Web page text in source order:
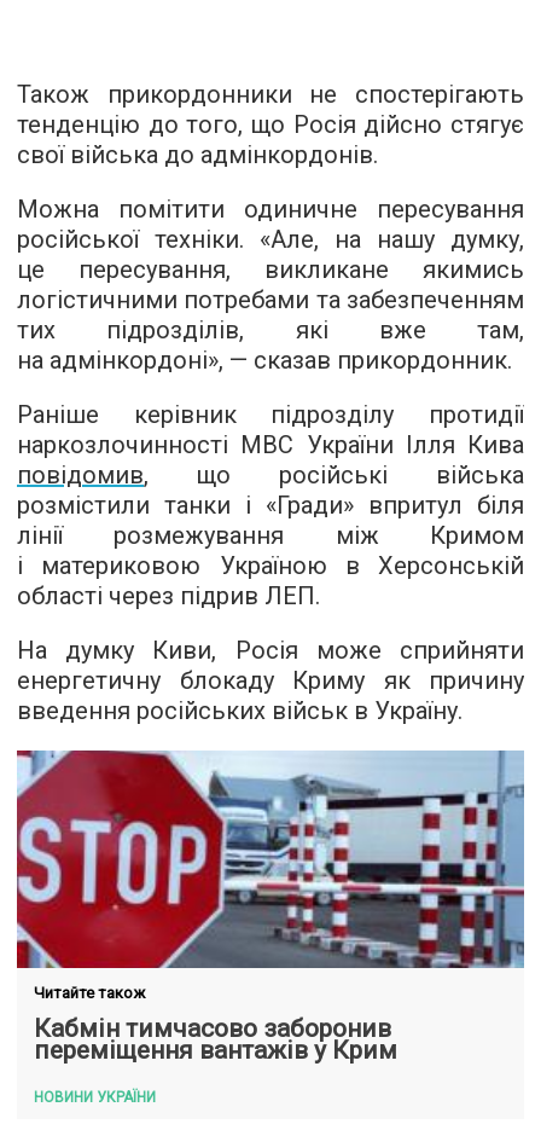
Також прикордонники не спостерігають
тенденцію до того, що Росія дійсно стягує
свої війська до адмінкордонів.
Можна помітити одиничне пересування
російської техніки. «Але, на нашу думку,
це пересування, викликане якимись
логістичними потребами та забезпеченням
тих підрозділів, які вже там,
на адмінкордоні», — сказав прикордонник.
Раніше керівник підрозділу протидії
наркозлочинності МВС України Ілля Кива
повідомив, що російські війська
розмістили танки і «Гради» впритул біля
лінії розмежування між Кримом
і материковою Україною в Херсонській
області через підрив ЛЕП.
На думку Киви, Росія може сприйняти
енергетичну блокаду Криму як причину
введення російських військ в Україну.
Читайте також
Кабмін тимчасово заборонив
переміщення вантажів у Крим
НОВИНИ УКРАЇНИ